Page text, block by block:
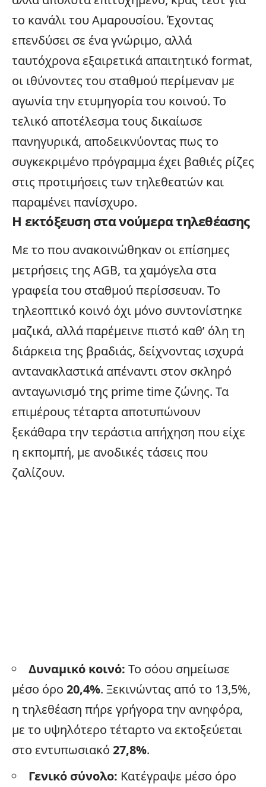
το κανάλι του Αμαρουσίου. Έχοντας
επενδύσει σε ένα γνώριμο, αλλά
ταυτόχρονα εξαιρετικά απαιτητικό format,
οι ιθύνοντες του σταθμού περίμεναν με
αγωνία την ετυμηγορία του κοινού. Το
τελικό αποτέλεσμα τους δικαίωσε
πανηγυρικά, αποδεικνύοντας πως το
συγκεκριμένο πρόγραμμα έχει βαθιές ρίζες
στις προτιμήσεις των τηλεθεατών και
παραμένει πανίσχυρο.
Η εκτόξευση στα νούμερα τηλεθέασης
Με το που ανακοινώθηκαν οι επίσημες
μετρήσεις της AGB, τα χαμόγελα στα
γραφεία του σταθμού περίσσευαν. Το
τηλεοπτικό κοινό όχι μόνο συντονίστηκε
μαζικά, αλλά παρέμεινε πιστό καθ’ όλη τη
διάρκεια της βραδιάς, δείχνοντας ισχυρά
αντανακλαστικά απέναντι στον σκληρό
ανταγωνισμό της prime time ζώνης. Τα
επιμέρους τέταρτα αποτυπώνουν
ξεκάθαρα την τεράστια απήχηση που είχε
η εκπομπή, με ανοδικές τάσεις που
ζαλίζουν.
Δυναμικό κοινό: Το σόου σημείωσε
μέσο όρο 20,4%. Ξεκινώντας από το 13,5%,
η τηλεθέαση πήρε γρήγορα την ανηφόρα,
με το υψηλότερο τέταρτο να εκτοξεύεται
στο εντυπωσιακό 27,8%.
Γενικό σύνολο: Κατέγραψε μέσο όρο